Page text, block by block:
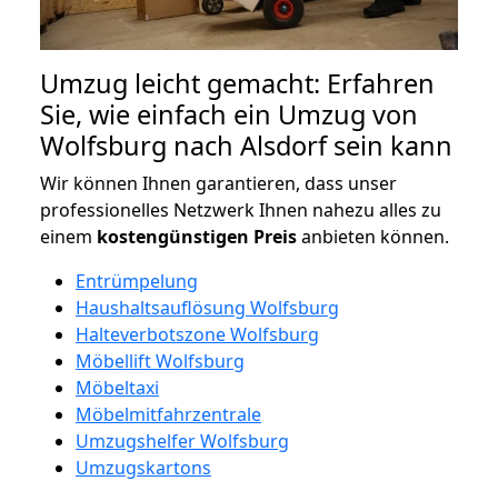
Umzug leicht gemacht: Erfahren
Sie, wie einfach ein Umzug von
Wolfsburg nach Alsdorf sein kann
Wir können Ihnen garantieren, dass unser
professionelles Netzwerk Ihnen nahezu alles zu
einem kostengünstigen Preisanbieten können.
Entrümpelung
Haushaltsauflösung Wolfsburg
Halteverbotszone Wolfsburg
Möbellift Wolfsburg
Möbeltaxi
Möbelmitfahrzentrale
Umzugshelfer Wolfsburg
Umzugskartons